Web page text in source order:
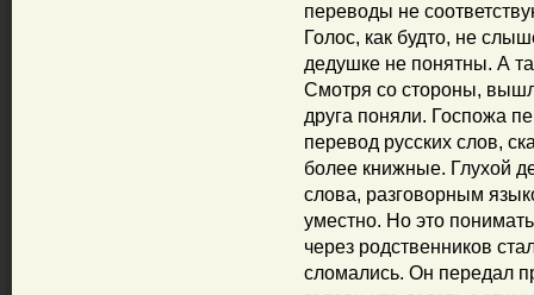
переводы не
Голос, как будто, не
дедушке не понятны. А
Смотря со стороны,
друга поняли. Госпожа
перевод русских слов,
более книжные. Глухой
слова, разговорным
уместно. Но это
через родственников
сломались. Он передал